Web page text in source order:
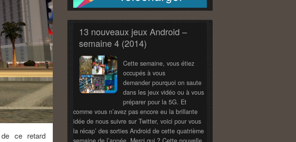
ce retard
13 nouveaux jeux Android –
semaine 4 (2014)
Cette semaine, vous étiez
occupés à vous
demander pourquoi on saute
dans les jeux vidéo ou à vous
préparer pour la 5G. Et
comme vous n’avez pas encore eu la brillante
idée de nous suivre sur Twitter, voici pour vous
la récap’ des sorties Android de cette quatrième